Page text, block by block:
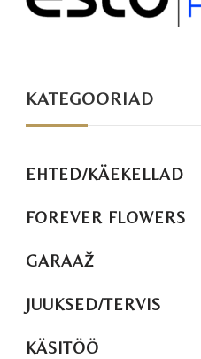
KATEGOORIAD
EHTED/KÄEKELLAD
FOREVER FLOWERS
GARAAŽ
JUUKSED/TERVIS
KÄSITÖÖ